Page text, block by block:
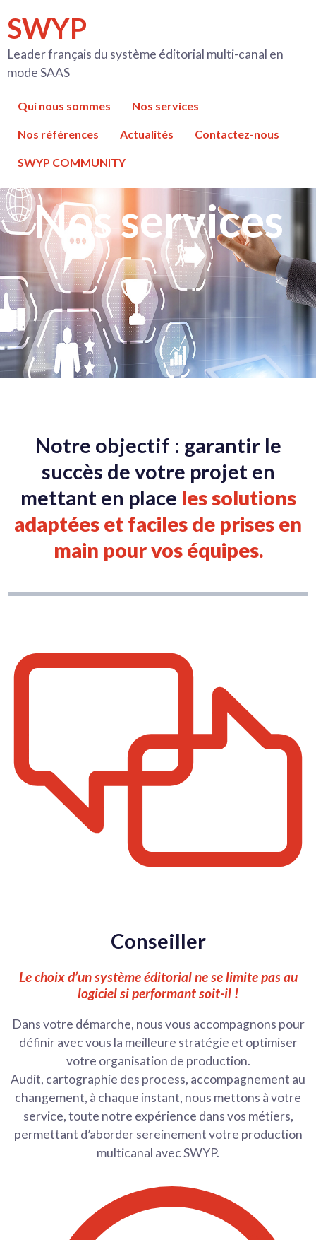
au
contenu
SWYP
Leader français du système éditorial multi-canal en
mode SAAS
Qui nous sommes Nos services
Nos références Actualités Contactez-nous
SWYP COMMUNITY
Nos services
Notre objectif : garantir le
succès de votre projet en
mettant en place les solutions
adaptées et faciles de prises en
main pour vos équipes.
Conseiller
Le choix d’un système éditorial ne se limite pas au
logiciel si performant soit-il !
Dans votre démarche, nous vous accompagnons pour
définir avec vous la meilleure stratégie et optimiser
votre organisation de production.
Audit, cartographie des process, accompagnement au
changement, à chaque instant, nous mettons à votre
service, toute notre expérience dans vos métiers,
permettant d’aborder sereinement votre production
multicanal avec SWYP.